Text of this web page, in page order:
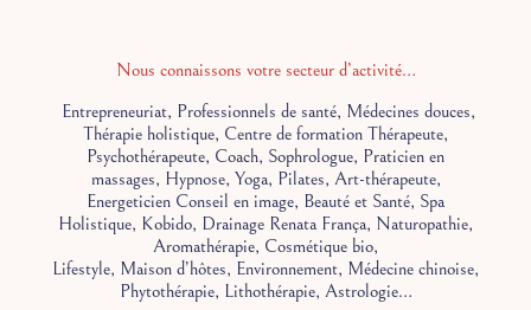
Nous connaissons votre secteur d’activité…
Entrepreneuriat, Professionnels de santé, Médecines douces,
Thérapie holistique, Centre de formation Thérapeute,
Psychothérapeute, Coach, Sophrologue, Praticien en
massages, Hypnose, Yoga, Pilates, Art-thérapeute,
Energeticien Conseil en image, Beauté et Santé, Spa
Holistique, Kobido, Drainage Renata França, Naturopathie,
Aromathérapie, Cosmétique bio,
Lifestyle, Maison d’hôtes, Environnement, Médecine chinoise,
Phytothérapie, Lithothérapie, Astrologie…